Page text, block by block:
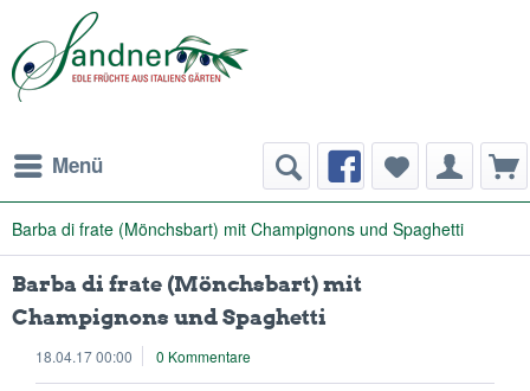
Menü
Barba di frate (Mönchsbart) mit Champignons und Spaghetti
Barba di frate (Mönchsbart) mit
Champignons und Spaghetti
18.04.17 00:00 0 Kommentare